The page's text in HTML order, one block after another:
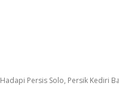
Hadapi Persis Solo, Persik Kediri